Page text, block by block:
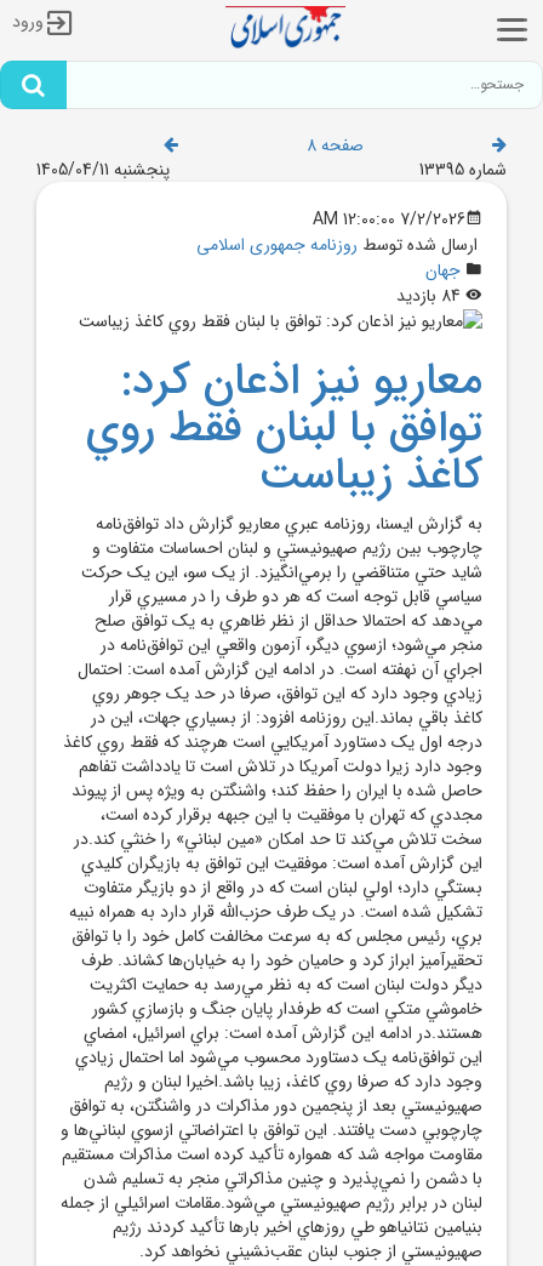
ورود
صفحه 8
شماره 13395
پنجشنبه 1405/04/11
7/2/2026 12:00:00 AM
ارسال شده توسط روزنامه جمهوری اسلامی
جهان
معاريو نيز اذعان کرد:
توافق با لبنان فقط روي
کاغذ زيباست
به گزارش ايسنا، روزنامه عبري معاريو گزارش داد توافق‌نامه
چارچوب بين رژيم صهيونيستي و لبنان احساسات متفاوت و
شايد حتي متناقضي را برمي‌انگيزد. از يک سو، اين يک حرکت
سياسي قابل توجه است که هر دو طرف را در مسيري قرار
مي‌دهد که احتمالا حداقل از نظر ظاهري به يک توافق صلح
منجر مي‌شود؛ ازسوي ديگر، آزمون واقعي اين توافق‌نامه در
اجراي آن نهفته است. در ادامه اين گزارش آمده است: احتمال
زيادي وجود دارد که اين توافق، صرفا در حد يک جوهر روي
کاغذ باقي بماند.اين روزنامه افزود: از بسياري جهات، اين در
درجه اول يک دستاورد آمريکايي است هرچند که فقط روي کاغذ
وجود دارد زيرا دولت آمريکا در تلاش است تا يادداشت تفاهم
حاصل شده با ايران را حفظ کند؛ واشنگتن به ويژه پس از پيوند
مجددي که تهران با موفقيت با اين جبهه برقرار کرده است،
سخت تلاش مي‌کند تا حد امکان «مين لبناني» را خنثي کند.در
اين گزارش آمده است: موفقيت اين توافق به بازيگران کليدي
بستگي دارد؛ اولي لبنان است که در واقع از دو بازيگر متفاوت
تشکيل شده است. در يک طرف حزب‌الله قرار دارد به همراه نبيه
بري، رئيس مجلس که به سرعت مخالفت کامل خود را با توافق
تحقيرآميز ابراز کرد و حاميان خود را به خيابان‌ها کشاند. طرف
ديگر دولت لبنان است که به نظر مي‌رسد به حمايت اکثريت
خاموشي متکي است که طرفدار پايان جنگ و بازسازي کشور
هستند.در ادامه اين گزارش آمده است: براي اسرائيل، امضاي
اين توافق‌نامه يک دستاورد محسوب مي‌شود اما احتمال زيادي
وجود دارد که صرفا روي کاغذ، زيبا باشد.اخيرا لبنان و رژيم
صهيونيستي بعد از پنجمين دور مذاکرات در واشنگتن، به توافق
چارچوبي دست يافتند. اين توافق با اعتراضاتي ازسوي لبناني‌ها و
مقاومت مواجه شد که همواره تأکيد کرده است مذاکرات مستقيم
با دشمن را نمي‌پذيرد و چنين مذاکراتي منجر به تسليم شدن
لبنان در برابر رژيم صهيونيستي مي‌شود.مقامات اسرائيلي از جمله
بنيامين نتانياهو طي روزهاي اخير بارها تأکيد کردند رژيم
صهيونيستي از جنوب لبنان عقب‌نشيني نخواهد کرد.